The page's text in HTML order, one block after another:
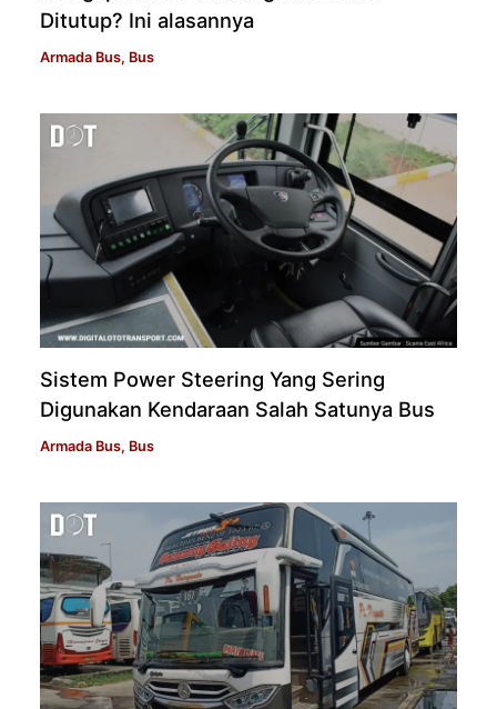
Ditutup? Ini alasannya
Armada Bus, Bus
Sistem Power Steering Yang Sering
Digunakan Kendaraan Salah Satunya Bus
Armada Bus, Bus